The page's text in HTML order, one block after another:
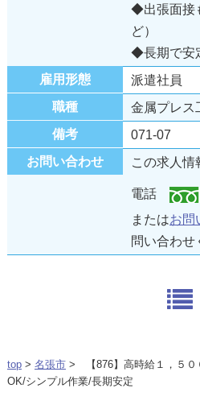
◆出張面接
ど）
◆長期で安
雇用形態
派遣社員
職種
金属プレス
備考
071-07
お問い合わせ
この求人情
電話
またはお問
問い合わせ
top> 名張市> 【876】高時給１，５０
OK/シンプル作業/長期安定